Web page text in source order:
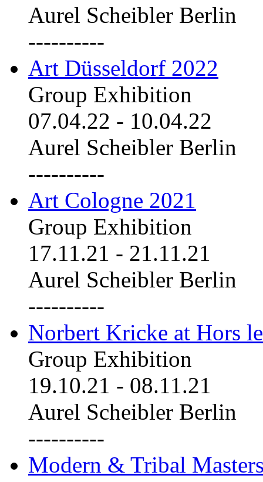
Aurel Scheibler Berlin
----------
Art Düsseldorf 2022
Group Exhibition
07.04.22 - 10.04.22
Aurel Scheibler Berlin
----------
Art Cologne 2021
Group Exhibition
17.11.21 - 21.11.21
Aurel Scheibler Berlin
----------
Norbert Kricke at Hors
Group Exhibition
19.10.21 - 08.11.21
Aurel Scheibler Berlin
----------
Modern & Tribal